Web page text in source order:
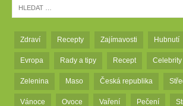
Zdraví Recepty Zajímavosti Hubnutí
Evropa Rady a tipy Recept Celebrity
Zelenina Maso Česká republika
Vánoce Ovoce Vaření Pečení